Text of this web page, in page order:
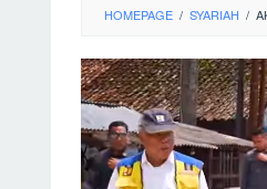
HOMEPAGE / SYARIAH /